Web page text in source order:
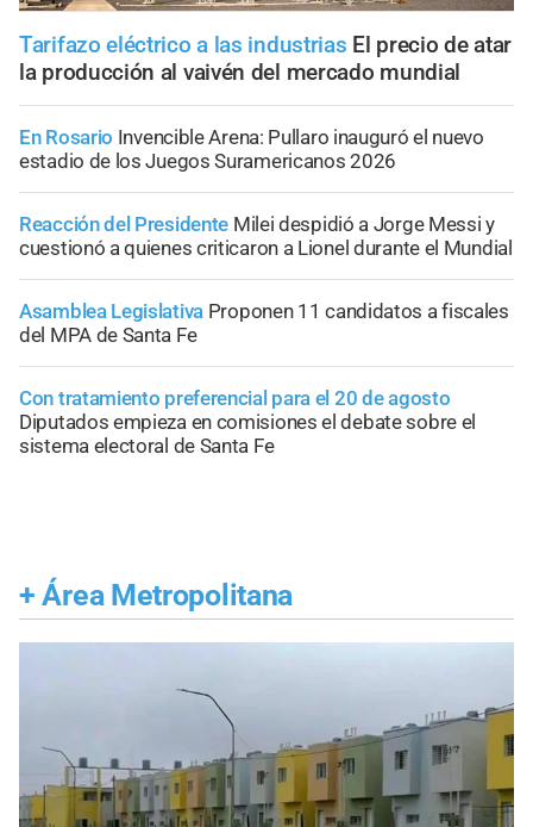
Tarifazo eléctrico a las industrias El precio de atar
la producción al vaivén del mercado mundial
En Rosario Invencible Arena: Pullaro inauguró el nuevo
estadio de los Juegos Suramericanos 2026
Reacción del Presidente Milei despidió a Jorge Messi y
cuestionó a quienes criticaron a Lionel durante el Mundial
Asamblea Legislativa Proponen 11 candidatos a fiscales
del MPA de Santa Fe
Con tratamiento preferencial para el 20 de agosto
Diputados empieza en comisiones el debate sobre el
sistema electoral de Santa Fe
+ Área Metropolitana